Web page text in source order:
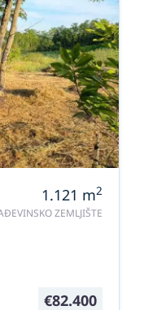
1.121 m2
ZEMLJIŠTE
€82.400